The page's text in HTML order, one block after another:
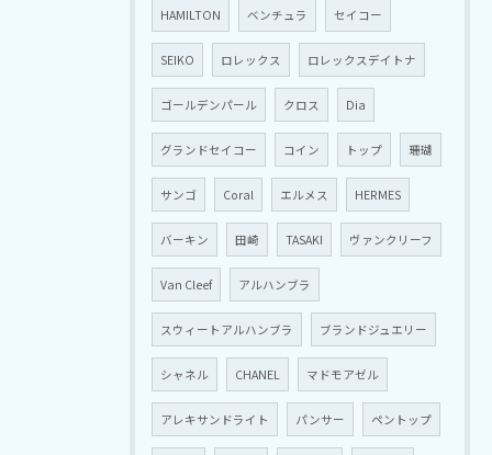
HAMILTON ベンチュラ セイコー
SEIKO ロレックス ロレックスデイトナ
ゴールデンパール クロス Dia
グランドセイコー コイン トップ 珊瑚
サンゴ Coral エルメス HERMES
バーキン 田崎 TASAKI ヴァンクリーフ
Van Cleef アルハンブラ
スウィートアルハンブラ ブランドジュエリー
シャネル CHANEL マドモアゼル
アレキサンドライト パンサー ペントップ